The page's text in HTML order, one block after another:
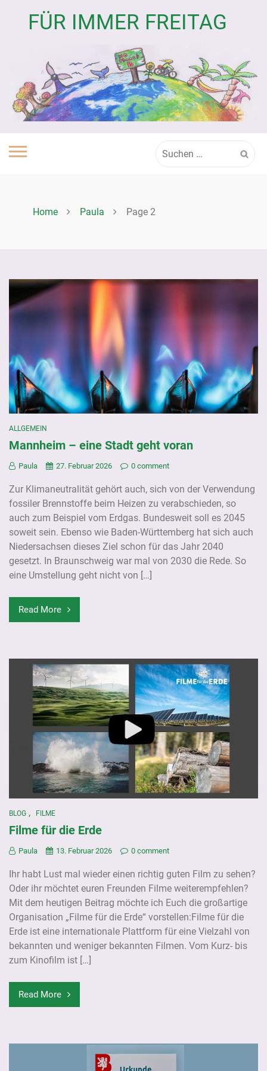
FÜR IMMER FREITAG
nach:
Home Paula Page 2
ALLGEMEIN
Mannheim – eine Stadt geht voran
Paula 27. Februar 2026 0 comment
Zur Klimaneutralität gehört auch, sich von der Verwendung
fossiler Brennstoffe beim Heizen zu verabschieden, so
auch zum Beispiel vom Erdgas. Bundesweit soll es 2045
soweit sein. Ebenso wie Baden-Württemberg hat sich auch
Niedersachsen dieses Ziel schon für das Jahr 2040
gesetzt. In Braunschweig war mal von 2030 die Rede. So
eine Umstellung geht nicht von […]
Read More
BLOG , FILME
Filme für die Erde
Paula 13. Februar 2026 0 comment
Ihr habt Lust mal wieder einen richtig guten Film zu sehen?
Oder ihr möchtet euren Freunden Filme weiterempfehlen?
Mit dem heutigen Beitrag möchte ich Euch die großartige
Organisation „Filme für die Erde“ vorstellen:Filme für die
Erde ist eine internationale Plattform für eine Vielzahl von
bekannten und weniger bekannten Filmen. Vom Kurz- bis
zum Kinofilm ist […]
Read More